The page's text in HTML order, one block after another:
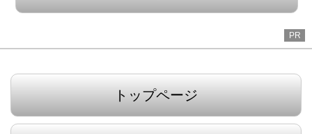
PR
トップページ